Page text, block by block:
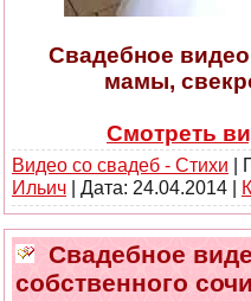
Свадебное
мамы,
Смотреть
Видео со свадеб - Стихи |
Ильич | Дата: 24.04.2014 |
Свадебное
собственного